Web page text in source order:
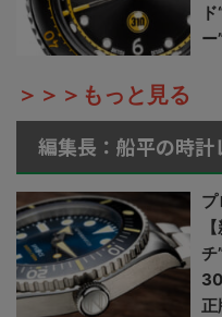
ー
＞＞＞もっと見る
編集長：船平の時計
チ
正